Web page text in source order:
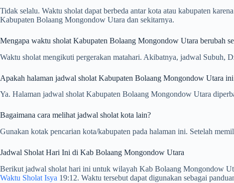
Tidak selalu. Waktu sholat dapat berbeda antar kota atau kabupaten
Kabupaten Bolaang Mongondow Utara dan sekitarnya.
Mengapa waktu sholat Kabupaten Bolaang Mongondow Utara berubah
Waktu sholat mengikuti pergerakan matahari. Akibatnya, jadwal Subuh,
Apakah halaman jadwal sholat Kabupaten Bolaang Mongondow Utara
Ya. Halaman jadwal sholat Kabupaten Bolaang Mongondow Utara
Bagaimana cara melihat jadwal sholat kota lain?
Gunakan kotak pencarian kota/kabupaten pada halaman ini. Setelah
Jadwal Sholat Hari Ini di Kab Bolaang Mongondow Utara
Berikut jadwal sholat hari ini untuk wilayah Kab Bolaang Mongondow
Waktu Sholat Isya 19:12. Waktu tersebut dapat digunakan sebagai